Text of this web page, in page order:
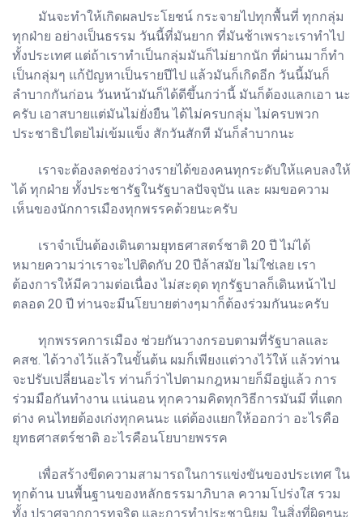
มันจะทำให้เกิดผลประโยชน์ กระจายไปทุกพื้นที่ ทุกกลุ่ม
ทุกฝ่าย อย่างเป็นธรรม วันนี้ที่มันยาก ที่มันช้าเพราะเราทำไป
ทั้งประเทศ แต่ถ้าเราทำเป็นกลุ่มมันก็ไม่ยากนัก ที่ผ่านมาก็ทำ
เป็นกลุ่มๆ แก้ปัญหาเป็นรายปีไป แล้วมันก็เกิดอีก วันนี้มันก็
ลำบากกันก่อน วันหน้ามันก็ได้ดีขึ้นกว่านี้ มันก็ต้องแลกเอา นะ
ครับ เอาสบายแต่มันไม่ยั่งยืน ได้ไม่ครบกลุ่ม ไม่ครบพวก
ประชาธิปไตยไม่เข้มแข็ง สักวันสักที มันก็ลำบากนะ
เราจะต้องลดช่องว่างรายได้ของคนทุกระดับให้แคบลงให้
ได้ ทุกฝ่าย ทั้งประชารัฐในรัฐบาลปัจจุบัน และ ผมขอความ
เห็นของนักการเมืองทุกพรรคด้วยนะครับ
เราจำเป็นต้องเดินตามยุทธศาสตร์ชาติ 20 ปี ไม่ได้
หมายความว่าเราจะไปติดกับ 20 ปีล้าสมัย ไม่ใช่เลย เรา
ต้องการให้มีความต่อเนื่อง ไม่สะดุด ทุกรัฐบาลก็เดินหน้าไป
ตลอด 20 ปี ท่านจะมีนโยบายต่างๆมาก็ต้องร่วมกันนะครับ
ทุกพรรคการเมือง ช่วยกันวางกรอบตามที่รัฐบาลและ
คสช. ได้วางไว้แล้วในขั้นต้น ผมก็เพียงแต่วางไว้ให้ แล้วท่าน
จะปรับเปลี่ยนอะไร ท่านก็ว่าไปตามกฎหมายก็มีอยู่แล้ว การ
ร่วมมือกันทำงาน แน่นอน ทุกความคิดทุกวิธีการมันมี ที่แตก
ต่าง คนไทยต้องเก่งทุกคนนะ แต่ต้องแยกให้ออกว่า อะไรคือ
ยุทธศาสตร์ชาติ อะไรคือนโยบายพรรค
เพื่อสร้างขีดความสามารถในการแข่งขันของประเทศ ใน
ทุกด้าน บนพื้นฐานของหลักธรรมาภิบาล ความโปร่งใส รวม
ทั้ง ปราศจากการทุจริต และการทำประชานิยม ในสิ่งที่ผิดๆนะ